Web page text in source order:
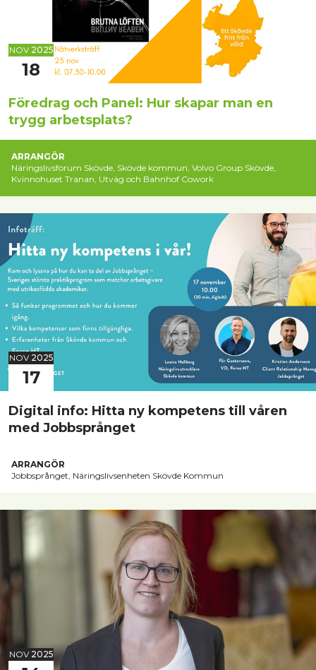
NOV 2025
18
Föredrag och Panel: Hur skapar man en
trygg arbetsplats?
ARRANGÖR
Näringslivsforum Skövde, Skövde kommun, Volvo Group Skövde,
Kvinnohuset Tranan, Utväg och Bahnhof Cowork
NOV 2025
17
Digital info: Hitta ny kompetens till våren
med Jobbsprånget
ARRANGÖR
Jobbsprånget, Näringslivsenheten Skövde Kommun
NOV 2025